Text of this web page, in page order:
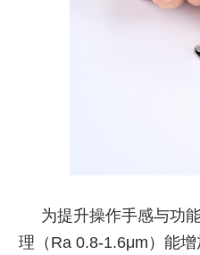
为提升操作手感与功
理（Ra 0.8-1.6μm）能